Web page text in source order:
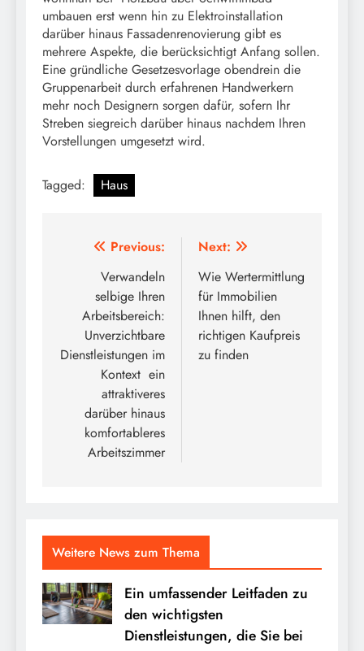
umbauen erst wenn hin zu Elektroinstallation
darüber hinaus Fassadenrenovierung gibt es
mehrere Aspekte, die berücksichtigt Anfang sollen.
Eine gründliche Gesetzesvorlage obendrein die
Gruppenarbeit durch erfahrenen Handwerkern
mehr noch Designern sorgen dafür, sofern Ihr
Streben siegreich darüber hinaus nachdem Ihren
Vorstellungen umgesetzt wird.
Tagged: Haus
Post
navigation
Previous:
Verwandeln
selbige Ihren
Arbeitsbereich:
Unverzichtbare
Dienstleistungen im
Kontext ein
attraktiveres
darüber hinaus
komfortableres
Arbeitszimmer
Next:
Wie Wertermittlung
für Immobilien
Ihnen hilft, den
richtigen Kaufpreis
zu finden
Weitere News zum Thema
Ein umfassender Leitfaden zu
den wichtigsten
Dienstleistungen, die Sie bei